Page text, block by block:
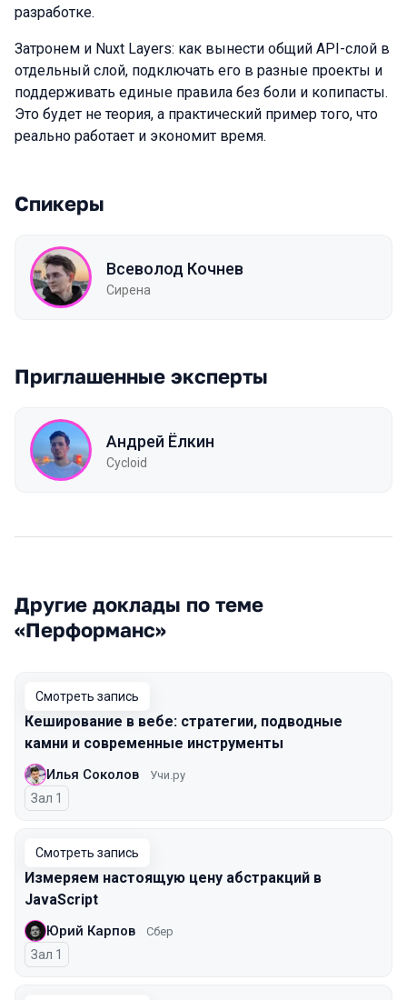
разработке.
Затронем и Nuxt Layers: как вынести общий API-слой в
отдельный слой, подключать его в разные проекты и
поддерживать единые правила без боли и копипасты.
Это будет не теория, а практический пример того, что
реально работает и экономит время.
Спикеры
Всеволод Кочнев
Сирена
Приглашенные эксперты
Андрей Ёлкин
Cycloid
Другие доклады по теме
«Перформанс»
Смотреть запись
Кеширование в вебе: стратегии, подводные
камни и современные инструменты
Илья Соколов Учи.ру
Зал 1
Смотреть запись
Измеряем настоящую цену абстракций в
JavaScript
Юрий Карпов Сбер
Зал 1